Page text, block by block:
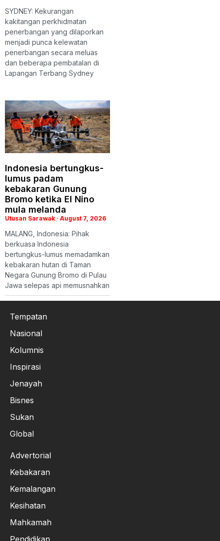
SYDNEY: Kekurangan
kakitangan perkhidmatan
penerbangan yang dilaporkan
menjadi punca kelewatan
penerbangan secara meluas
dan beberapa pembatalan di
Lapangan Terbang Sydney
Indonesia bertungkus-
lumus padam
kebakaran Gunung
Bromo ketika El Nino
mula melanda
Utusan Sarawak August 7, 2026
MALANG, Indonesia: Pihak
berkuasa Indonesia
bertungkus-lumus memadamkan
kebakaran hutan di Taman
Negara Gunung Bromo di Pulau
Jawa selepas api memusnahkan
Tempatan
Nasional
Kolumnis
Inspirasi
Jenayah
Bisnes
Sukan
Global
Advertorial
Kebakaran
Kemalangan
Kesihatan
Mahkamah
Pendidikan